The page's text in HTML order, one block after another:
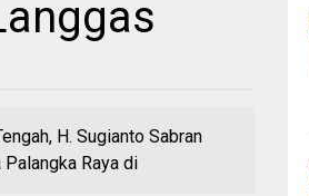
H. Sugianto Sabran
Raya di